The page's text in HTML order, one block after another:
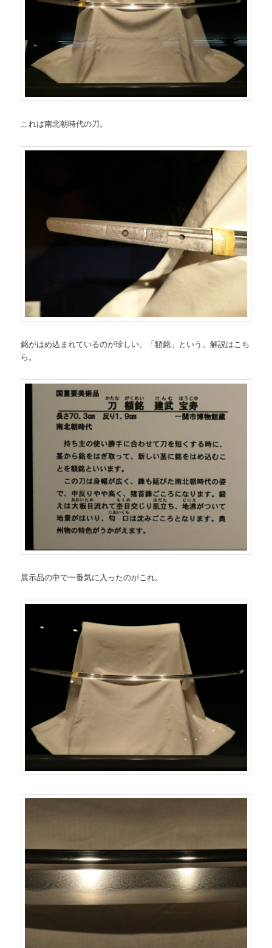
これは南北朝時代の刀。
銘がはめ込まれているのが珍しい。「額銘」という。解説はこち
ら。
展示品の中で一番気に入ったのがこれ。